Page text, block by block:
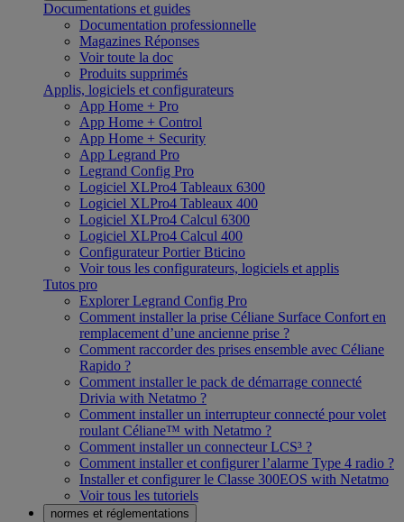
Documentations et guides
Documentation professionnelle
Magazines Réponses
Voir toute la doc
Produits supprimés
Applis, logiciels et configurateurs
App Home + Pro
App Home + Control
App Home + Security
App Legrand Pro
Legrand Config Pro
Logiciel XLPro4 Tableaux 6300
Logiciel XLPro4 Tableaux 400
Logiciel XLPro4 Calcul 6300
Logiciel XLPro4 Calcul 400
Configurateur Portier Bticino
Voir tous les configurateurs, logiciels et applis
Tutos pro
Explorer Legrand Config Pro
Comment installer la prise Céliane Surface Confort en
remplacement d’une ancienne prise ?
Comment raccorder des prises ensemble avec Céliane
Rapido ?
Comment installer le pack de démarrage connecté
Drivia with Netatmo ?
Comment installer un interrupteur connecté pour volet
roulant Céliane™ with Netatmo ?
Comment installer un connecteur LCS³ ?
Comment installer et configurer l’alarme Type 4 radio ?
Installer et configurer le Classe 300EOS with Netatmo
Voir tous les tutoriels
normes et réglementations